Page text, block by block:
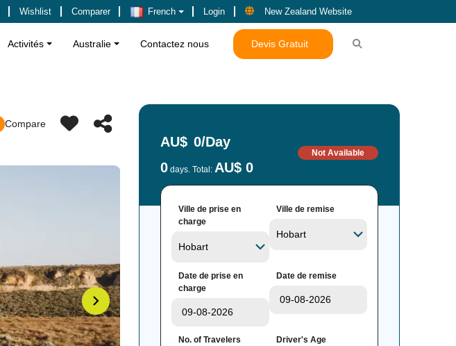
Wishlist Comparer French Login New Zealand Website
Activités Australie Contactez nous Devis Gratuit
Compare
AU$ 0/Day
0 days. Total:AU$ 0
Not Available
Ville de prise en
charge
Ville de remise
Date de prise en
charge
Date de remise
No. of Travelers Driver's Age